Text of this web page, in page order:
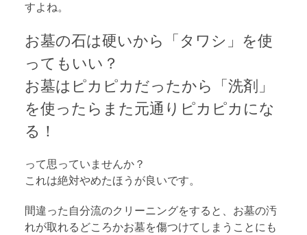
すよね。
お墓の石は硬いから「タワシ」を使
ってもいい？
お墓はピカピカだったから「洗剤」
を使ったらまた元通りピカピカにな
る！
って思っていませんか？
これは絶対やめたほうが良いです。
間違った自分流のクリーニングをすると、お墓の汚
れが取れるどころかお墓を傷つけてしまうことにも